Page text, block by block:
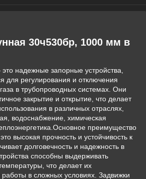
30ч530бр, 1000 мм в
надежные запорные устройства,
для регулирования и отключения
в трубопроводных системах. Они
закрытие и открытие, что делает
в различных отраслях,
водоснабжение, химическая
преимущество
высокая прочность и устойчивость к
долговечность и надежность в
способны выдерживать
что делает их
в сложных условиях. Задвижки